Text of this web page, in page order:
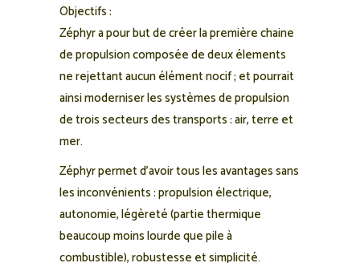
Objectifs :
Zéphyr a pour but de créer la première chaine
de propulsion composée de deux élements
ne rejettant aucun élément nocif ; et pourrait
ainsi moderniser les systèmes de propulsion
de trois secteurs des transports : air, terre et
mer.
Zéphyr permet d’avoir tous les avantages sans
les inconvénients : propulsion électrique,
autonomie, légèreté (partie thermique
beaucoup moins lourde que pile à
combustible), robustesse et simplicité.